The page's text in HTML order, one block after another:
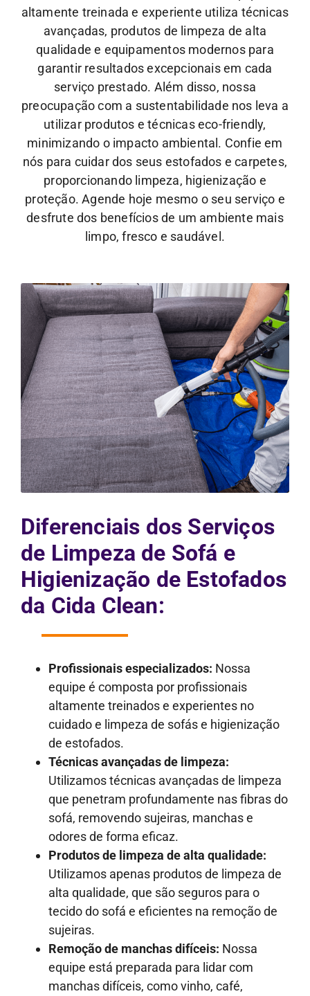
altamente treinada e experiente utiliza técnicas
avançadas, produtos de limpeza de alta
qualidade e equipamentos modernos para
garantir resultados excepcionais em cada
serviço prestado. Além disso, nossa
preocupação com a sustentabilidade nos leva a
utilizar produtos e técnicas eco-friendly,
minimizando o impacto ambiental. Confie em
nós para cuidar dos seus estofados e carpetes,
proporcionando limpeza, higienização e
proteção. Agende hoje mesmo o seu serviço e
desfrute dos benefícios de um ambiente mais
limpo, fresco e saudável.
Diferenciais dos Serviços
de Limpeza de Sofá e
Higienização de Estofados
da Cida Clean:
Profissionais especializados: Nossa
equipe é composta por profissionais
altamente treinados e experientes no
cuidado e limpeza de sofás e higienização
de estofados.
Técnicas avançadas de limpeza:
Utilizamos técnicas avançadas de limpeza
que penetram profundamente nas fibras do
sofá, removendo sujeiras, manchas e
odores de forma eficaz.
Produtos de limpeza de alta qualidade:
Utilizamos apenas produtos de limpeza de
alta qualidade, que são seguros para o
tecido do sofá e eficientes na remoção de
sujeiras.
Remoção de manchas difíceis: Nossa
equipe está preparada para lidar com
manchas difíceis, como vinho, café,